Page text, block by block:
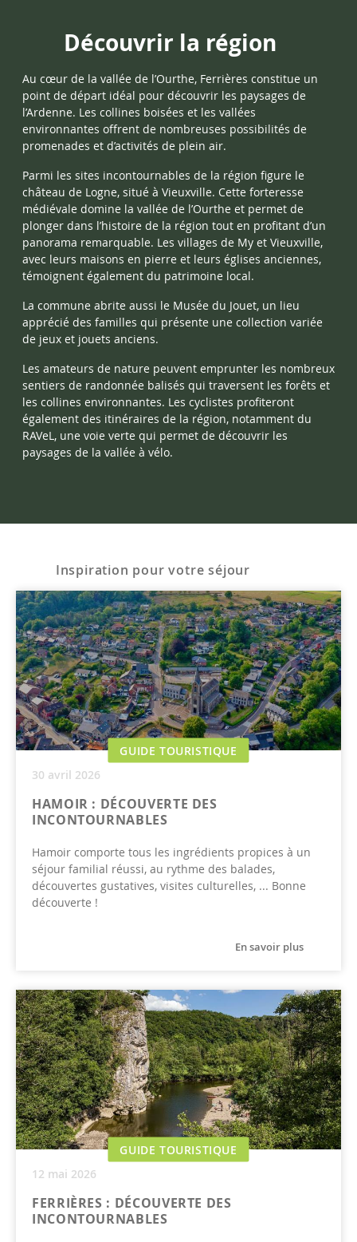
Découvrir la région
Au cœur de la vallée de l’Ourthe, Ferrières constitue un
point de départ idéal pour découvrir les paysages de
l’Ardenne. Les collines boisées et les vallées
environnantes offrent de nombreuses possibilités de
promenades et d’activités de plein air.
Parmi les sites incontournables de la région figure le
château de Logne, situé à Vieuxville. Cette forteresse
médiévale domine la vallée de l’Ourthe et permet de
plonger dans l’histoire de la région tout en profitant d’un
panorama remarquable. Les villages de My et Vieuxville,
avec leurs maisons en pierre et leurs églises anciennes,
témoignent également du patrimoine local.
La commune abrite aussi le Musée du Jouet, un lieu
apprécié des familles qui présente une collection variée
de jeux et jouets anciens.
Les amateurs de nature peuvent emprunter les nombreux
sentiers de randonnée balisés qui traversent les forêts et
les collines environnantes. Les cyclistes profiteront
également des itinéraires de la région, notamment du
RAVeL, une voie verte qui permet de découvrir les
paysages de la vallée à vélo.
Inspiration pour votre séjour
GUIDE TOURISTIQUE
30 avril 2026
HAMOIR : DÉCOUVERTE DES
INCONTOURNABLES
Hamoir comporte tous les ingrédients propices à un
séjour familial réussi, au rythme des balades,
découvertes gustatives, visites culturelles, ... Bonne
découverte !
En savoir plus
GUIDE TOURISTIQUE
12 mai 2026
FERRIÈRES : DÉCOUVERTE DES
INCONTOURNABLES